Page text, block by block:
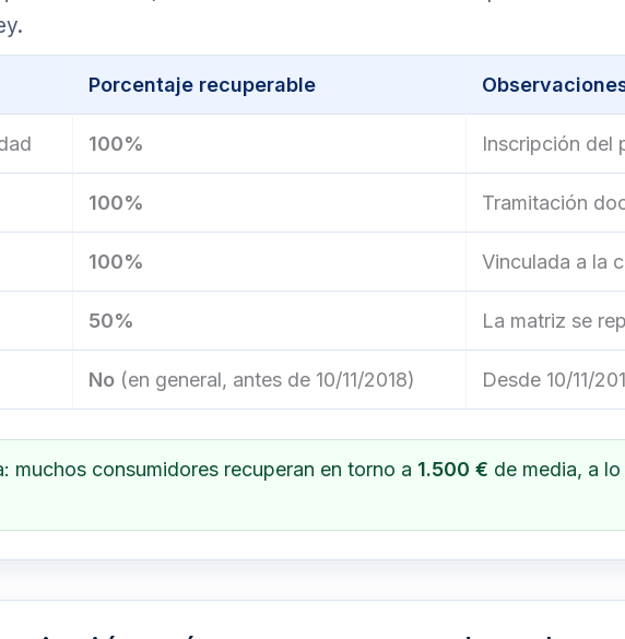
Porcentaje recuperable
100% Inscripción del
100% Tramitación
100% Vinculada a la
50% La matriz se
No (en general, antes de 10/11/2018) Desde 10/11/
muchos consumidores recuperan en torno a 1.500 € de media, a